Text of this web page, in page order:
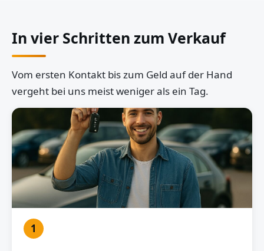
In vier Schritten zum Verkauf
Vom ersten Kontakt bis zum Geld auf der Hand
vergeht bei uns meist weniger als ein Tag.
1